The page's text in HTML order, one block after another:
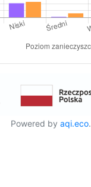
Powered by aqi.eco.